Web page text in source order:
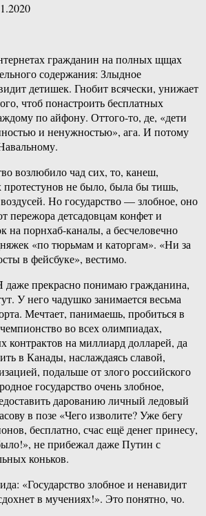
гражданин на полных щщах
содержания: Злыдное
детишек. Гнобит всячески, унижает
чтоб понастроить бесплатных
по айфону. Оттого-то, де, «дети
и ненужностью», ага. И потому
возлюбило чад сих, то, канеш,
протестунов не было, была бы тишь,
Но государство — злобное, оно
пережора детсадовцам конфет и
на порнхаб-каналы, а бесчеловечно
«по тюрьмам и каторгам». «Ни за
в фейсбуке», вестимо.
даже прекрасно понимаю гражданина,
У него чадушко занимается весьма
Мечтает, панимаешь, пробиться в
во всех олимпиадах,
контрактов на миллиард долларей, да
в Канады, наслаждаясь славой,
подальше от злого российского
государство очень злобное,
дарованию личный ледовый
в позе «Чего изволите? Уже бегу
бесплатно, счас ещё денег принесу,
не прибежал даже Путин с
коньков.
«Государство злобное и ненавидит
в мучениях!». Это понятно, чо.